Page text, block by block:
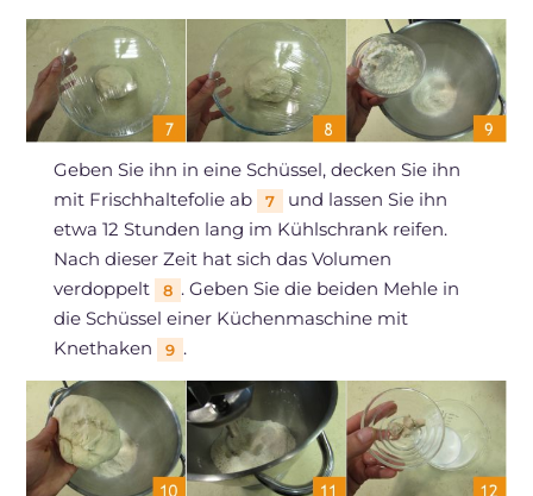
Geben Sie ihn in eine Schüssel, decken Sie ihn
mit Frischhaltefolie ab
7
und lassen Sie ihn
etwa 12 Stunden lang im Kühlschrank reifen.
Nach dieser Zeit hat sich das Volumen
verdoppelt
8 . Geben Sie die beiden Mehle in
die Schüssel einer Küchenmaschine mit
Knethaken
9 .